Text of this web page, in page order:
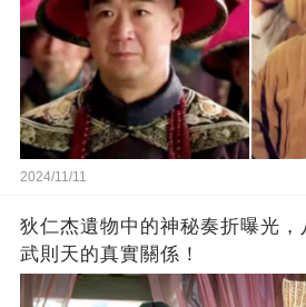
2024/11/11
狄仁杰遺物中的神秘奏折曝光
武則天的真實關係！